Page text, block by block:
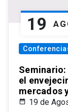
19
Seminario:
el
mercados
19 de